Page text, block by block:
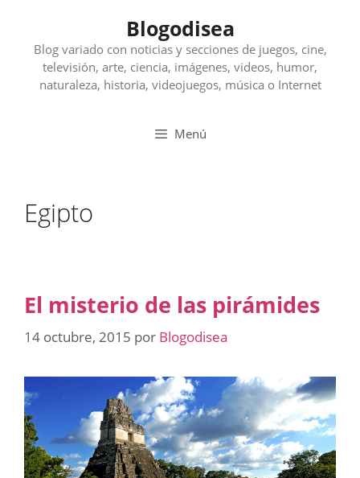
contenido
Blogodisea
Blog variado con noticias y secciones de juegos, cine,
televisión, arte, ciencia, imágenes, videos, humor,
naturaleza, historia, videojuegos, música o Internet
Menú
Egipto
El misterio de las pirámides
14 octubre, 2015 por Blogodisea